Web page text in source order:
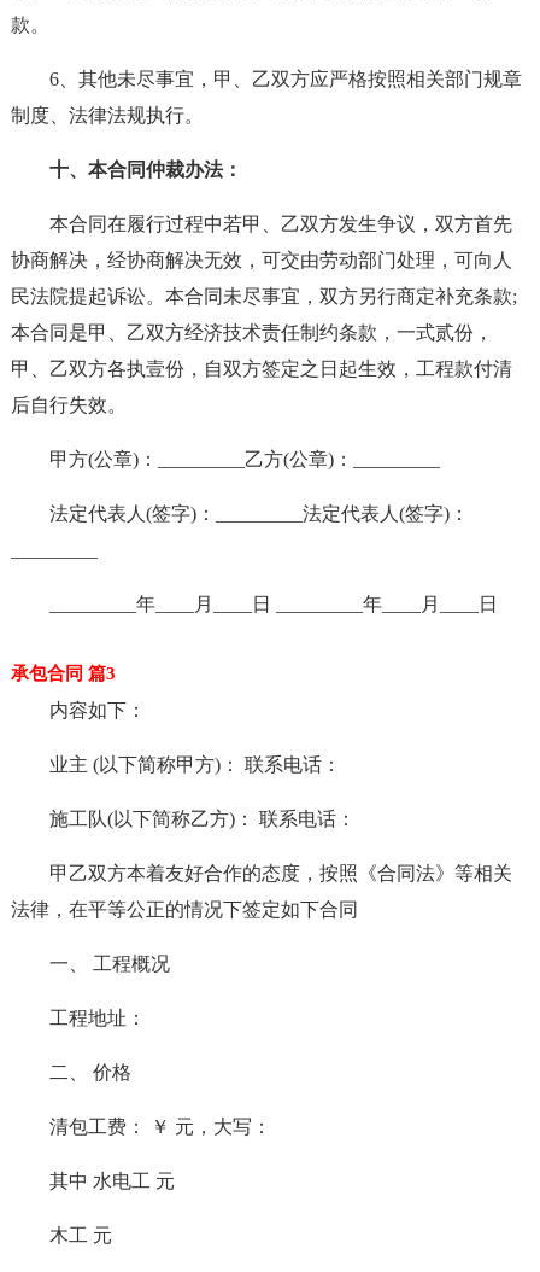
款。
6、其他未尽事宜，甲、乙双方应严格按照相关部门规章
制度、法律法规执行。
十、本合同仲裁办法：
本合同在履行过程中若甲、乙双方发生争议，双方首先
协商解决，经协商解决无效，可交由劳动部门处理，可向人
民法院提起诉讼。本合同未尽事宜，双方另行商定补充条款;
本合同是甲、乙双方经济技术责任制约条款，一式贰份，
甲、乙双方各执壹份，自双方签定之日起生效，工程款付清
后自行失效。
甲方(公章)：_________乙方(公章)：_________
法定代表人(签字)：_________法定代表人(签字)：
_________年____月____日 _________年____月____日
承包合同 篇3
内容如下：
业主 (以下简称甲方)： 联系电话：
施工队(以下简称乙方)： 联系电话：
甲乙双方本着友好合作的态度，按照《合同法》等相关
法律，在平等公正的情况下签定如下合同
一、 工程概况
工程地址：
二、 价格
清包工费： ￥ 元，大写：
其中 水电工 元
木工 元